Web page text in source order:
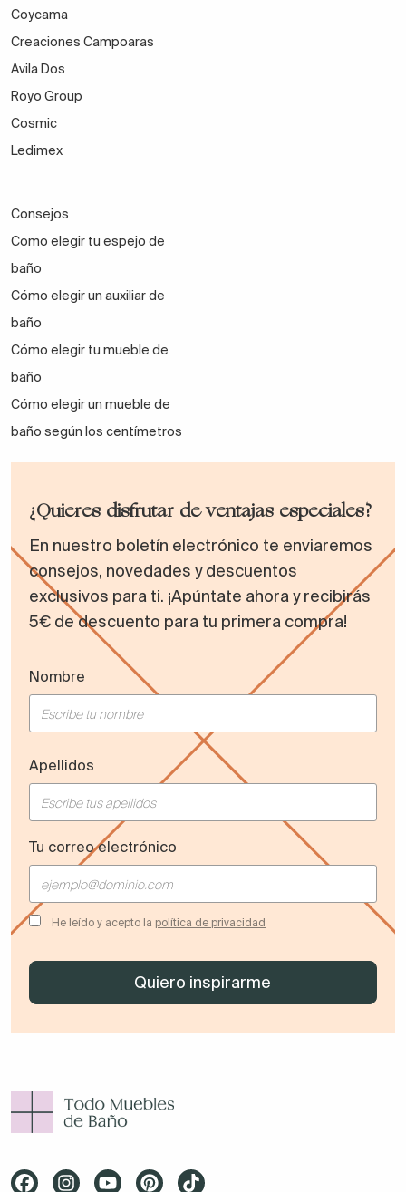
Coycama
Creaciones Campoaras
Avila Dos
Royo Group
Cosmic
Ledimex
Consejos
Como elegir tu espejo de
baño
Cómo elegir un auxiliar de
baño
Cómo elegir tu mueble de
baño
Cómo elegir un mueble de
baño según los centímetros
¿Quieres disfrutar de ventajas especiales?
En nuestro boletín electrónico te enviaremos
consejos, novedades y descuentos
exclusivos para ti. ¡Apúntate ahora y recibirás
5€ de descuento para tu primera compra!
Nombre
Apellidos
Tu correo electrónico
He leído y acepto la política de privacidad